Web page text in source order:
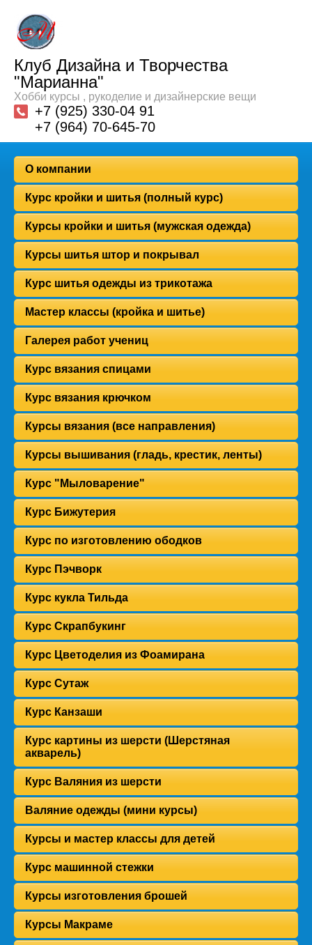
Клуб Дизайна и Творчества
"Марианна"
Хобби курсы , рукоделие и дизайнерские вещи
+7 (925) 330-04 91
+7 (964) 70-645-70
О компании
Курс кройки и шитья (полный курс)
Курсы кройки и шитья (мужская одежда)
Курсы шитья штор и покрывал
Курс шитья одежды из трикотажа
Мастер классы (кройка и шитье)
Галерея работ учениц
Курс вязания спицами
Курс вязания крючком
Курсы вязания (все направления)
Курсы вышивания (гладь, крестик, ленты)
Курс "Мыловарение"
Курс Бижутерия
Курс по изготовлению ободков
Курс Пэчворк
Курс кукла Тильда
Курс Скрапбукинг
Курс Цветоделия из Фоамирана
Курс Сутаж
Курс Канзаши
Курс картины из шерсти (Шерстяная
акварель)
Курс Валяния из шерсти
Валяние одежды (мини курсы)
Курсы и мастер классы для детей
Курс машинной стежки
Курсы изготовления брошей
Курсы Макраме